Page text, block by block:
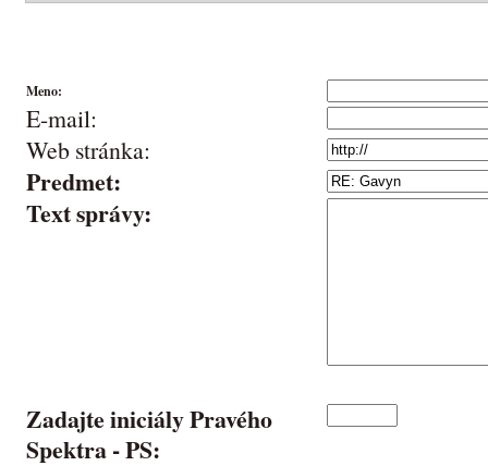
Meno:
E-mail:
Web stránka:
Predmet:
Text správy:
Zadajte iniciály Pravého
Spektra -PS: